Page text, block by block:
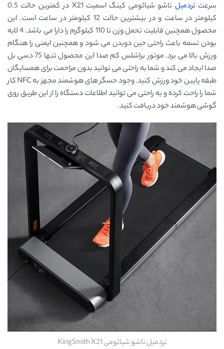
سرعتتردمیل
تاشو شیائومی کینگ اسمیت X21 در کمترین حالت 0.5
کیلومتر در ساعت و در بیشترین حالت 12 کیلومتر در ساعت است. این
محصول همچنین قابلیت تحمل وزن تا 110 کیلوگرم را دارا می باشد. 4 لایه
بودن تسمه باعث راحتی حین دویدن می شود و همچنین ایمنی را هنگام
ورزش بالا می برد. موتور براشلس کم صدا این محصول تنها 75 دسی بل
صدا ایجاد می کند و شما به راحتی می توانید بدون مزاحمت برای همسایگان
طبقه پایین خود ورزش کنید. وجود حسگر های هوشمند مجهز به NFC کار
شما را راحت کرده و به راحتی می توانید اطلاعات دستگاه را از این طریق روی
گوشی هوشمند خود دریافت کنید.
تردمیل تاشو شیائومی KingSmith X21